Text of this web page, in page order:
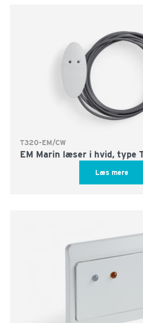
T320-EM/CW
EM Marin læser i hvid, type
Læs mere